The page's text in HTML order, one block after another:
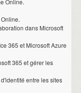
dans Microsoft
365 et Microsoft Azure
365 et gérer les
entre les sites